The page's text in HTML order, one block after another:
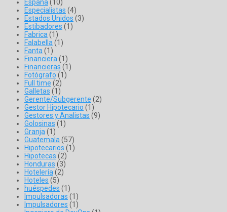
España (10)
Especialistas (4)
Estados Unidos (3)
Estibadores (1)
Fabrica (1)
Falabella (1)
Fanta (1)
Financiera (1)
Financieras (1)
Fotógrafo (1)
Full time (2)
Galletas (1)
Gerente/Subgerente (2)
Gestor Hipotecario (1)
Gestores y Analistas (9)
Golosinas (1)
Granja (1)
Guatemala (57)
Hipotecarios (1)
Hipotecas (2)
Honduras (3)
Hotelería (2)
Hoteles (5)
huéspedes (1)
Impulsadoras (1)
Impulsadores (1)